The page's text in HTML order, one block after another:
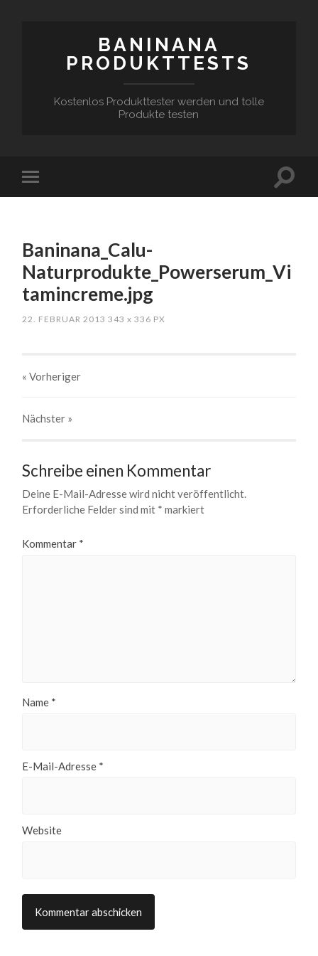
BANINANA
PRODUKTTESTS
Kostenlos Produkttester werden und tolle
Produkte testen
Baninana_Calu-
Naturprodukte_Powerserum_Vi
tamincreme.jpg
22. FEBRUAR 2013 343x 336 PX
« Vorheriger
Nächster »
Schreibe einen Kommentar
Deine E-Mail-Adresse wird nicht veröffentlicht.
Erforderliche Felder sind mit * markiert
Kommentar *
Name *
E-Mail-Adresse *
Website